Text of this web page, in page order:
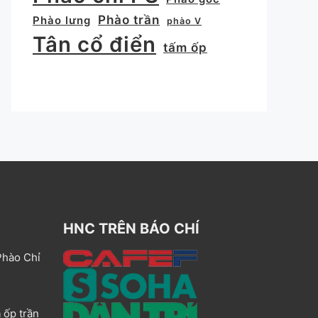
Phào lưng
Phào trần phào V
Tân cổ điển tấm ốp
Chỉ
ốp trần
HNC TRÊN BÁO CHÍ